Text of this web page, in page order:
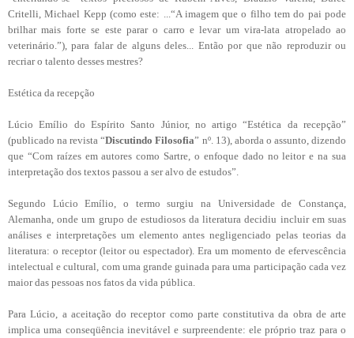
Critelli, Michael Kepp (como este: ...“A imagem que o filho tem do pai pode
brilhar mais forte se este parar o carro e levar um vira-lata atropelado ao
veterinário.”), para falar de alguns deles... Então por que não reproduzir ou
recriar o talento desses mestres?
Estética da recepção
Lúcio Emílio do Espírito Santo Júnior, no artigo “Estética da recepção”
(publicado na revista “Discutindo Filosofia” nº. 13), aborda o assunto, dizendo
que “Com raízes em autores como Sartre, o enfoque dado no leitor e na sua
interpretação dos textos passou a ser alvo de estudos”.
Segundo Lúcio Emílio, o termo surgiu na Universidade de Constança,
Alemanha, onde um grupo de estudiosos da literatura decidiu incluir em suas
análises e interpretações um elemento antes negligenciado pelas teorias da
literatura: o receptor (leitor ou espectador). Era um momento de efervescência
intelectual e cultural, com uma grande guinada para uma participação cada vez
maior das pessoas nos fatos da vida pública.
Para Lúcio, a aceitação do receptor como parte constitutiva da obra de arte
implica uma conseqüência inevitável e surpreendente: ele próprio traz para o